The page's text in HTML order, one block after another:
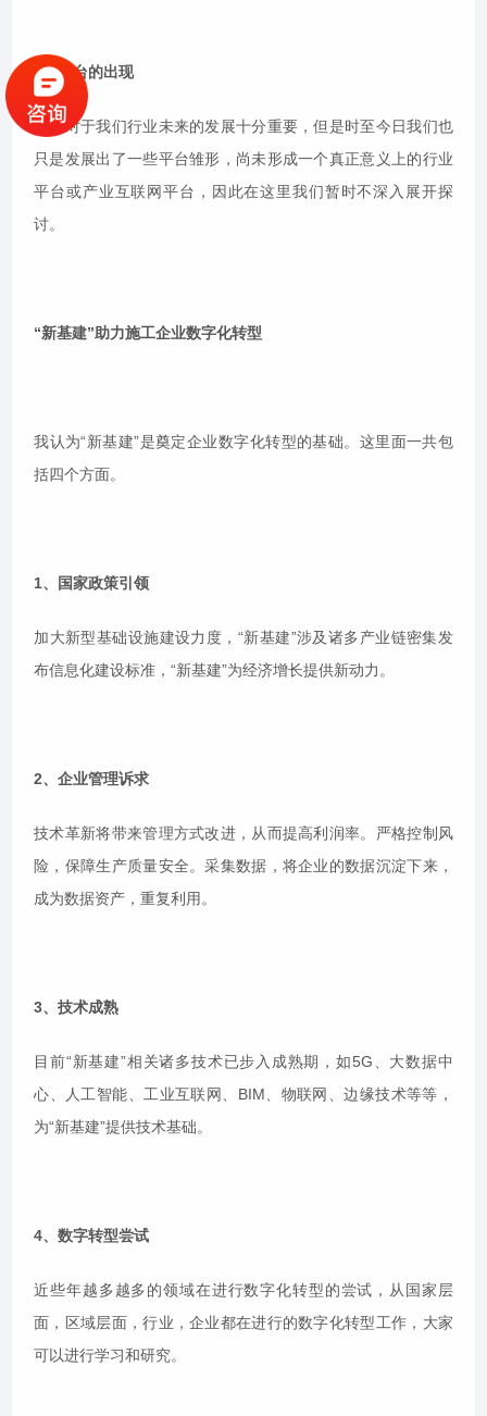
3、平台的出现
平台对于我们行业未来的发展十分重要，但是时至今日我们也
只是发展出了一些平台雏形，尚未形成一个真正意义上的行业
平台或产业互联网平台，因此在这里我们暂时不深入展开探
讨。
“新基建”助力施工企业数字化转型
我认为“新基建”是奠定企业数字化转型的基础。这里面一共包
括四个方面。
1、国家政策引领
加大新型基础设施建设力度，“新基建”涉及诸多产业链密集发
布信息化建设标准，“新基建”为经济增长提供新动力。
2、企业管理诉求
技术革新将带来管理方式改进，从而提高利润率。严格控制风
险，保障生产质量安全。采集数据，将企业的数据沉淀下来，
成为数据资产，重复利用。
3、技术成熟
目前“新基建”相关诸多技术已步入成熟期，如5G、大数据中
心、人工智能、工业互联网、BIM、物联网、边缘技术等等，
为“新基建”提供技术基础。
4、数字转型尝试
近些年越多越多的领域在进行数字化转型的尝试，从国家层
面，区域层面，行业，企业都在进行的数字化转型工作，大家
可以进行学习和研究。